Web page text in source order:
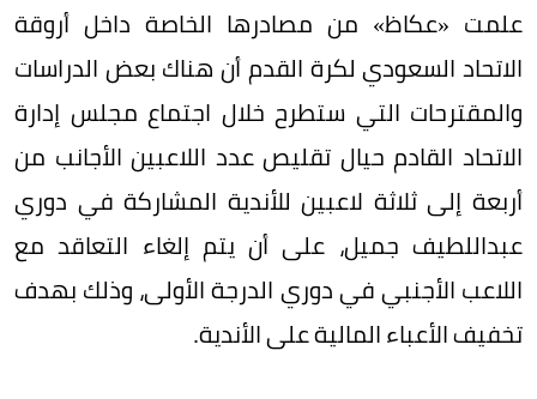
علمت «عكاظ» من مصادرها الخاصة داخل أروقة
الاتحاد السعودي لكرة القدم أن هناك بعض الدراسات
والمقترحات التي ستطرح خلال اجتماع مجلس إدارة
الاتحاد القادم حيال تقليص عدد اللاعبين الأجانب من
أربعة إلى ثلاثة لاعبين للأندية المشاركة في دوري
عبداللطيف جميل، على أن يتم إلغاء التعاقد مع
اللاعب الأجنبي في دوري الدرجة الأولى، وذلك بهدف
تخفيف الأعباء المالية على الأندية.